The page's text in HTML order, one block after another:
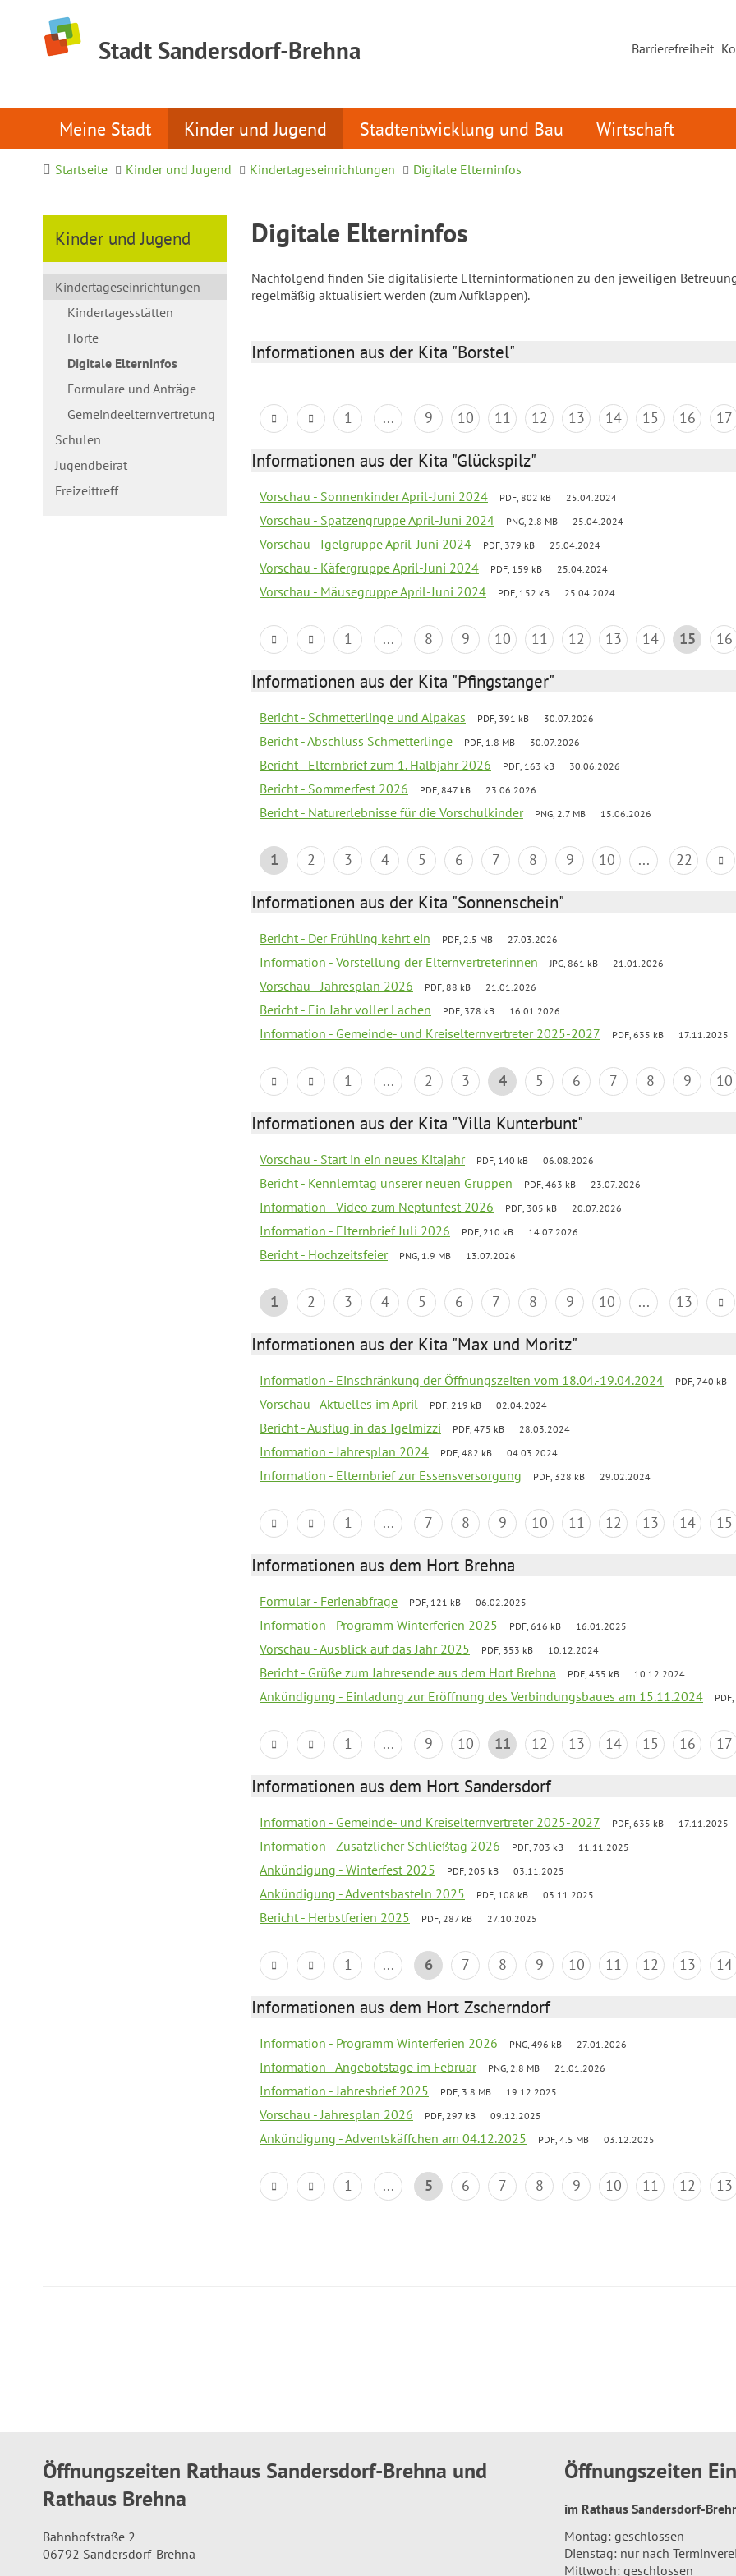
Stadt Sandersdorf-Brehna Barrierefreiheit
Meine Stadt Kinder und Jugend Stadtentwicklung und Bau Wirtschaft
Startseite Kinder und Jugend Kindertageseinrichtungen Digitale Elterninfos
Kinder und Jugend
Kindertageseinrichtungen
Kindertagesstätten
Horte
Digitale Elterninfos
Formulare und Anträge
Gemeindeelternvertretung
Schulen
Jugendbeirat
Freizeittreff
Digitale Elterninfos
Nachfolgend finden Sie digitalisierte Elterninformationen zu den jeweiligen
regelmäßig aktualisiert werden (zum Aufklappen).
Informationen aus der Kita "Borstel"
1 ... 9 10 11 12 13 14 15 16 17
Informationen aus der Kita "Glückspilz"
Vorschau - Sonnenkinder April-Juni 2024 PDF, 802 kB 25.04.2024
Vorschau - Spatzengruppe April-Juni 2024 PNG, 2.8 MB 25.04.2024
Vorschau - Igelgruppe April-Juni 2024 PDF, 379 kB 25.04.2024
Vorschau - Käfergruppe April-Juni 2024 PDF, 159 kB 25.04.2024
Vorschau - Mäusegruppe April-Juni 2024 PDF, 152 kB 25.04.2024
1 ... 8 9 10 11 12 13 14 15 16
Informationen aus der Kita "Pfingstanger"
Bericht - Schmetterlinge und Alpakas PDF, 391 kB 30.07.2026
Bericht - Abschluss Schmetterlinge PDF, 1.8 MB 30.07.2026
Bericht - Elternbrief zum 1. Halbjahr 2026 PDF, 163 kB 30.06.2026
Bericht - Sommerfest 2026 PDF, 847 kB 23.06.2026
Bericht - Naturerlebnisse für die Vorschulkinder PNG, 2.7 MB 15.06.2026
1 2 3 4 5 6 7 8 9 10 ... 22
Informationen aus der Kita "Sonnenschein"
Bericht - Der Frühling kehrt ein PDF, 2.5 MB 27.03.2026
Information - Vorstellung der Elternvertreterinnen JPG, 861 kB 21.01.2026
Vorschau - Jahresplan 2026 PDF, 88 kB 21.01.2026
Bericht - Ein Jahr voller Lachen PDF, 378 kB 16.01.2026
Information - Gemeinde- und Kreiselternvertreter 2025-2027 PDF, 635 kB 17.11.2025
1 ... 2 3 4 5 6 7 8 9 10
Informationen aus der Kita "Villa Kunterbunt"
Vorschau - Start in ein neues Kitajahr PDF, 140 kB 06.08.2026
Bericht - Kennlerntag unserer neuen Gruppen PDF, 463 kB 23.07.2026
Information - Video zum Neptunfest 2026 PDF, 305 kB 20.07.2026
Information - Elternbrief Juli 2026 PDF, 210 kB 14.07.2026
Bericht - Hochzeitsfeier PNG, 1.9 MB 13.07.2026
1 2 3 4 5 6 7 8 9 10 ... 13
Informationen aus der Kita "Max und Moritz"
Information - Einschränkung der Öffnungszeiten vom 18.04.-19.04.2024 PDF, 740 kB
Vorschau - Aktuelles im April PDF, 219 kB 02.04.2024
Bericht - Ausflug in das Igelmizzi PDF, 475 kB 28.03.2024
Information - Jahresplan 2024 PDF, 482 kB 04.03.2024
Information - Elternbrief zur Essensversorgung PDF, 328 kB 29.02.2024
1 ... 7 8 9 10 11 12 13 14 15
Informationen aus dem Hort Brehna
Formular - Ferienabfrage PDF, 121 kB 06.02.2025
Information - Programm Winterferien 2025 PDF, 616 kB 16.01.2025
Vorschau - Ausblick auf das Jahr 2025 PDF, 353 kB 10.12.2024
Bericht - Grüße zum Jahresende aus dem Hort Brehna PDF, 435 kB 10.12.2024
Ankündigung - Einladung zur Eröffnung des Verbindungsbaues am 15.11.2024
1 ... 9 10 11 12 13 14 15 16 17
Informationen aus dem Hort Sandersdorf
Information - Gemeinde- und Kreiselternvertreter 2025-2027 PDF, 635 kB 17.11.2025
Information - Zusätzlicher Schließtag 2026 PDF, 703 kB 11.11.2025
Ankündigung - Winterfest 2025 PDF, 205 kB 03.11.2025
Ankündigung - Adventsbasteln 2025 PDF, 108 kB 03.11.2025
Bericht - Herbstferien 2025 PDF, 287 kB 27.10.2025
1 ... 6 7 8 9 10 11 12 13 14
Informationen aus dem Hort Zscherndorf
Information - Programm Winterferien 2026 PNG, 496 kB 27.01.2026
Information - Angebotstage im Februar PNG, 2.8 MB 21.01.2026
Information - Jahresbrief 2025 PDF, 3.8 MB 19.12.2025
Vorschau - Jahresplan 2026 PDF, 297 kB 09.12.2025
Ankündigung - Adventskäffchen am 04.12.2025 PDF, 4.5 MB 03.12.2025
1 ... 5 6 7 8 9 10 11 12 13
Öffnungszeiten Rathaus Sandersdorf-Brehna und
Rathaus Brehna
Bahnhofstraße 2
06792 Sandersdorf-Brehna
Öffnungszeiten
im Rathaus Sandersdorf-
Montag: geschlossen
Dienstag: nur nach
Mittwoch: geschlossen